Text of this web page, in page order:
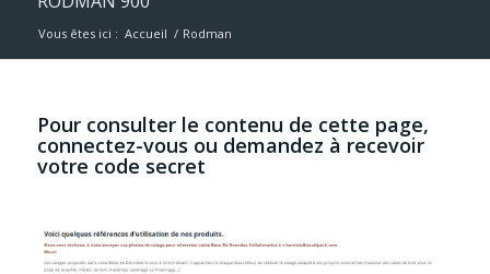
Vous êtes ici : Accueil / Rodman
Pour consulter le contenu de cette page,
connectez-vous ou demandez à recevoir
votre code secret